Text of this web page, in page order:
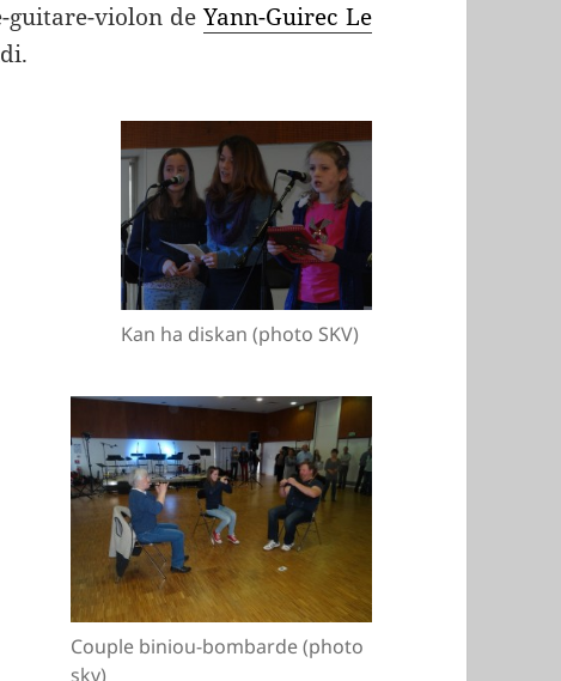
guitare-violon deYann-Guirec Le
Kan ha diskan (photo SKV)
Couple biniou-bombarde (photo
skv)